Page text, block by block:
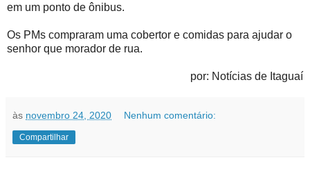
em um ponto de ônibus.
Os PMs compraram uma cobertor e comidas para ajudar o
senhor que morador de rua.
por: Notícias de Itaguaí
às novembro 24, 2020 Nenhum comentário:
Compartilhar